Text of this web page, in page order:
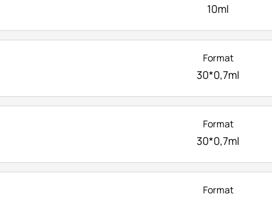
10ml
Format
30*0,7ml
Format
30*0,7ml
Format